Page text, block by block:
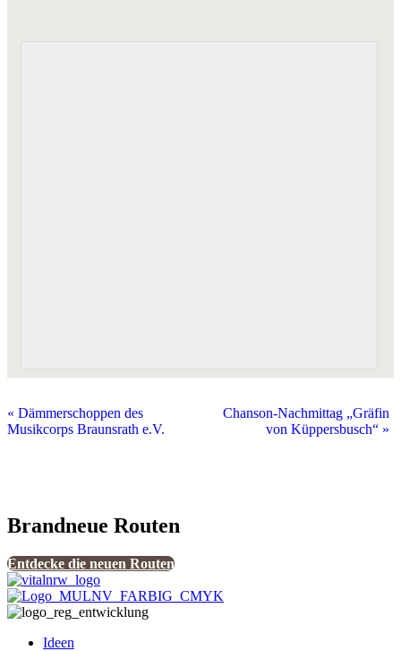
« Dämmerschoppen des
Musikcorps Braunsrath e.V.
Chanson-Nachmittag „Gräfin
von Küppersbusch“ »
Brandneue Routen
Entdecke die neuen Routen
Ideen